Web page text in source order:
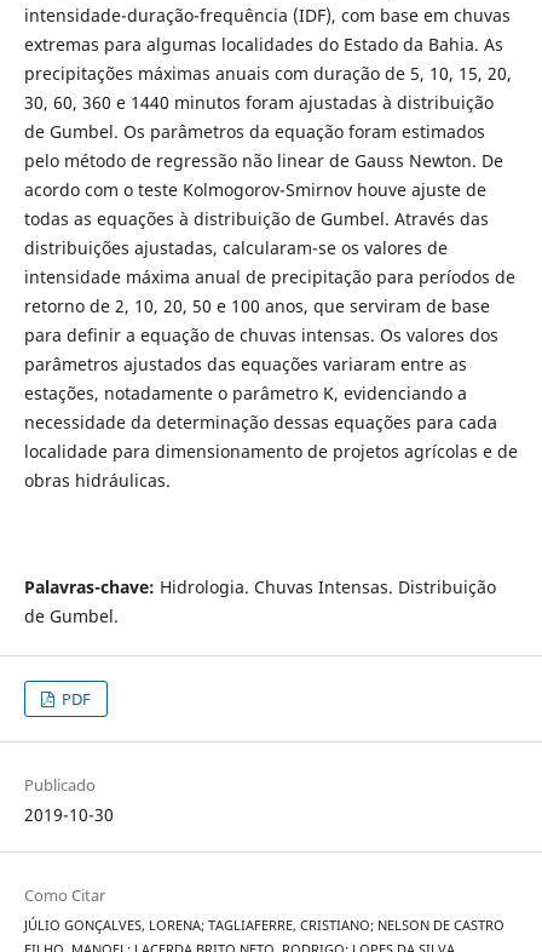
intensidade-duração-frequência (IDF), com base em chuvas
extremas para algumas localidades do Estado da Bahia. As
precipitações máximas anuais com duração de 5, 10, 15, 20,
30, 60, 360 e 1440 minutos foram ajustadas à distribuição
de Gumbel. Os parâmetros da equação foram estimados
pelo método de regressão não linear de Gauss Newton. De
acordo com o teste Kolmogorov-Smirnov houve ajuste de
todas as equações à distribuição de Gumbel. Através das
distribuições ajustadas, calcularam-se os valores de
intensidade máxima anual de precipitação para períodos de
retorno de 2, 10, 20, 50 e 100 anos, que serviram de base
para definir a equação de chuvas intensas. Os valores dos
parâmetros ajustados das equações variaram entre as
estações, notadamente o parâmetro K, evidenciando a
necessidade da determinação dessas equações para cada
localidade para dimensionamento de projetos agrícolas e de
obras hidráulicas.
Palavras-chave: Hidrologia. Chuvas Intensas. Distribuição
de Gumbel.
PDF
Publicado
2019-10-30
Como Citar
JÚLIO GONÇALVES, LORENA; TAGLIAFERRE, CRISTIANO; NELSON DE CASTRO